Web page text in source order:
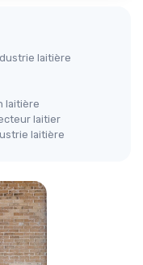
laitière
laitière
laitier
laitière